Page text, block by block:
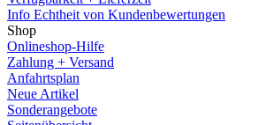
Info Echtheit von Kundenbewertungen
Shop
Onlineshop-Hilfe
Zahlung + Versand
Anfahrtsplan
Neue Artikel
Sonderangebote